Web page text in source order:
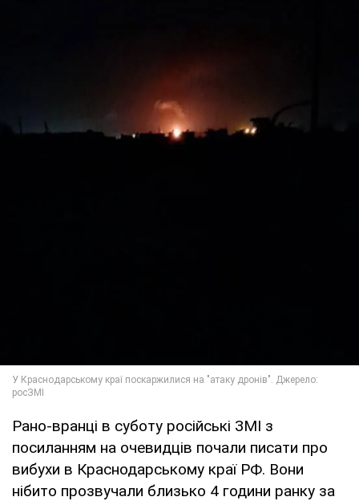
Рано-вранці в суботу російські ЗМІ з
посиланням на очевидців почали писати про
вибухи в Краснодарському краї РФ. Вони
нібито прозвучали близько 4 години ранку за